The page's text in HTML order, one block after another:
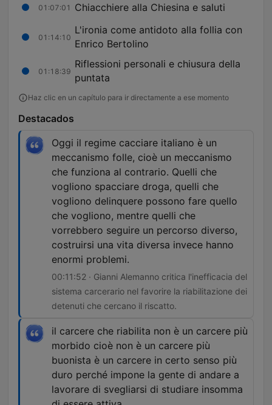
01:07:01 Chiacchiere alla Chiesina e saluti
01:14:10
L'ironia come antidoto alla follia con
Enrico Bertolino
01:18:39
Riflessioni personali e chiusura della
puntata
Haz clic en un capítulo para ir directamente a ese momento
Destacados
Oggi il regime cacciare italiano è un
meccanismo folle, cioè un meccanismo
che funziona al contrario. Quelli che
vogliono spacciare droga, quelli che
vogliono delinquere possono fare quello
che vogliono, mentre quelli che
vorrebbero seguire un percorso diverso,
costruirsi una vita diversa invece hanno
enormi problemi.
00:11:52 · Gianni Alemanno critica l'inefficacia del
sistema carcerario nel favorire la riabilitazione dei
detenuti che cercano il riscatto.
il carcere che riabilita non è un carcere più
morbido cioè non è un carcere più
buonista è un carcere in certo senso più
duro perché impone la gente di andare a
lavorare di svegliarsi di studiare insomma